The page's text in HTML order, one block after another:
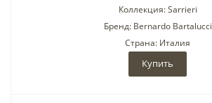
Коллекция: Sarrieri
Бренд: Bernardo Bartalucci
Страна: Италия
Купить